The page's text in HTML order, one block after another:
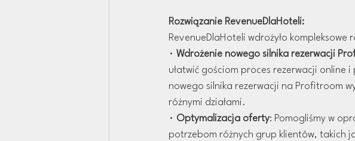
Rozwiązanie RevenueDlaHoteli:
RevenueDlaHoteli wdrożyło kompleksowe
• Wdrożenie nowego silnika rezerwacji
ułatwić gościom proces rezerwacji online
nowego silnika rezerwacji na Profitroom
różnymi działami.
• Optymalizacja oferty: Pomogliśmy w
potrzebom różnych grup klientów, takich